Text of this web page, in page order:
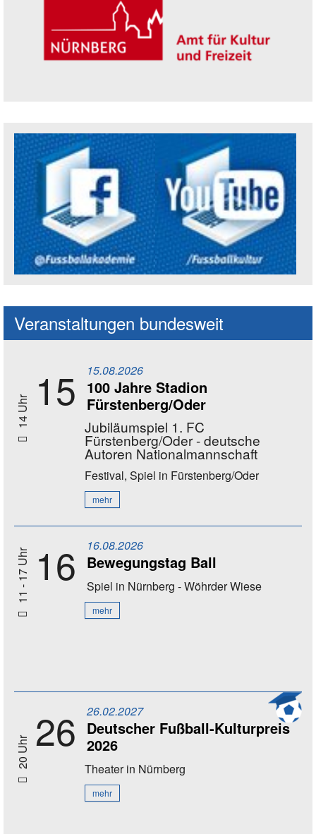
Veranstaltungen bundesweit
14 Uhr 15 15.08.2026
100 Jahre Stadion
Fürstenberg/Oder
Jubiläumspiel 1. FC
Fürstenberg/Oder - deutsche
Autoren Nationalmannschaft
Festival, Spiel in Fürstenberg/Oder
mehr
11 - 17 Uhr 16 16.08.2026
Bewegungstag Ball
Spiel in Nürnberg - Wöhrder Wiese
mehr
20 Uhr 26 26.02.2027
Deutscher Fußball-Kulturpreis
2026
Theaterin Nürnberg
mehr